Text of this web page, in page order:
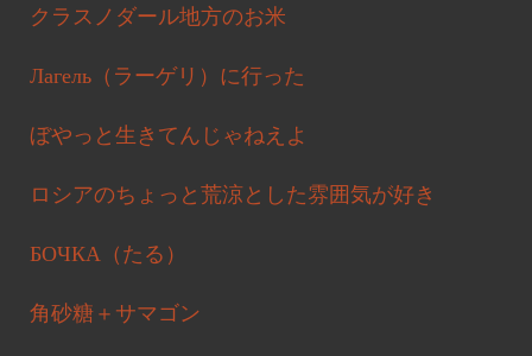
クラスノダール地方のお米
Лагель（ラーゲリ）に行った
ぼやっと生きてんじゃねえよ
ロシアのちょっと荒涼とした雰囲気が好き
БОЧКА（たる）
角砂糖＋サマゴン